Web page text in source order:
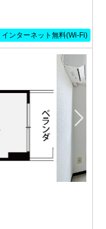
インターネット無料(Wi-Fi)